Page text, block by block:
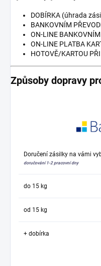
DOBÍRKA (úhrada
BANKOVNÍM
ON-LINE
ON-LINE PLATBA
HOTOVĚ/KARTOU
Způsoby dopravy
Doručení zásilky na vámi
doručování 1-2 pracovní dny
do 15 kg
od 15 kg
+ dobírka